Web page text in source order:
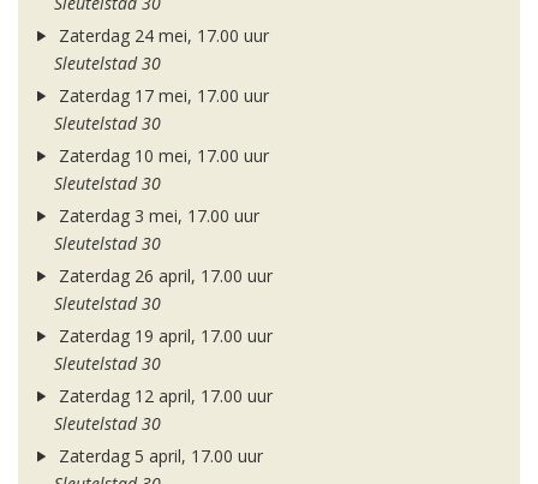
Zaterdag 24 mei, 17.00 uur
Sleutelstad 30
Zaterdag 17 mei, 17.00 uur
Sleutelstad 30
Zaterdag 10 mei, 17.00 uur
Sleutelstad 30
Zaterdag 3 mei, 17.00 uur
Sleutelstad 30
Zaterdag 26 april, 17.00 uur
Sleutelstad 30
Zaterdag 19 april, 17.00 uur
Sleutelstad 30
Zaterdag 12 april, 17.00 uur
Sleutelstad 30
Zaterdag 5 april, 17.00 uur